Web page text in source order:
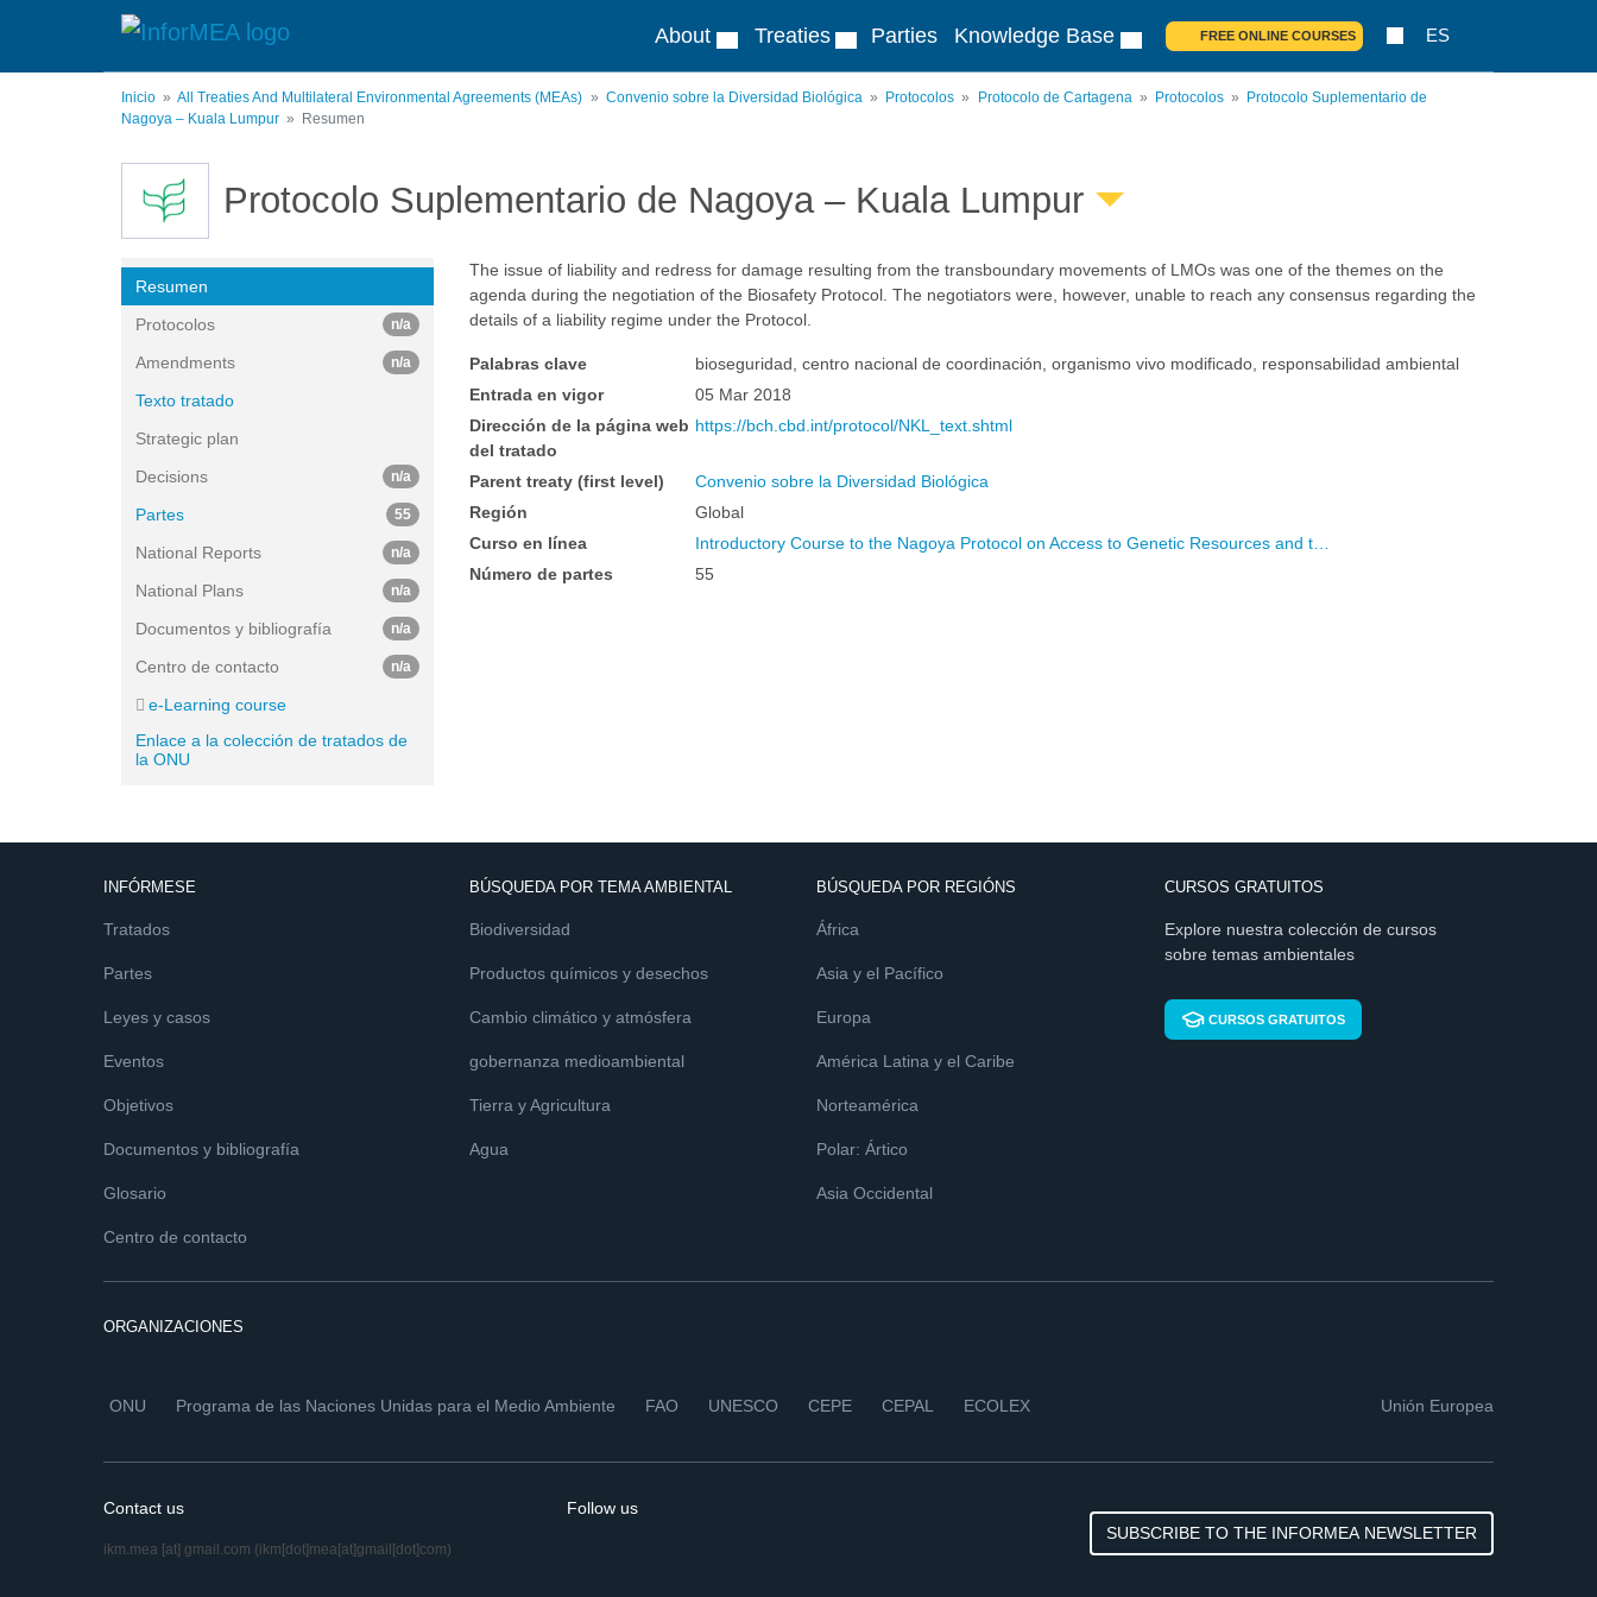
About Treaties Parties Knowledge Base FREE ONLINE COURSES ES
Inicio All Treaties And Multilateral Environmental Agreements (MEAs) Convenio sobre la Diversidad Biológica Protocolos Protocolo de Cartagena Protocolos
Protocolo Suplementario de
Nagoya – Kuala Lumpur
Resumen
Protocolo Suplementario de Nagoya – Kuala Lumpur
The issue of liability and redress for damage resulting from the transboundary movements of LMOs was one of the themes on the
agenda during the negotiation of the Biosafety Protocol. The negotiators were, however, unable to reach any consensus regarding the
details of a liability regime under the Protocol.
Palabras clave
bioseguridad, centro nacional de coordinación, organismo vivo modificado, responsabilidad ambiental
Entrada en vigor
05 Mar 2018
Dirección de la página web
del tratado
https://bch.cbd.int/protocol/NKL_text.shtml
Parent treaty (first level)
Convenio sobre la Diversidad Biológica
Región
Global
Curso en línea
Introductory Course to the Nagoya Protocol on Access to Genetic Resources and t…
Número de partes
55
Resumen
Protocolos
n/a
Amendments n/a
Texto tratado
Strategic plan
Decisions
n/a
Partes 55
National Reports n/a
National Plans n/a
Documentos y bibliografía n/a
Centro de contacto n/a
e-Learning course
Enlace a la colección de tratados de
la ONU
INFÓRMESE
Tratados
Partes
Leyes y casos
Eventos
Objetivos
Documentos y bibliografía
Glosario
Centro de contacto
BÚSQUEDA POR TEMA AMBIENTAL
Biodiversidad
Productos químicos y desechos
Cambio climático y atmósfera
gobernanza medioambiental
Tierra y Agricultura
Agua
BÚSQUEDA POR REGIÓNS
África
Asia y el Pacífico
Europa
América Latina y el Caribe
Norteamérica
Polar: Ártico
Asia Occidental
CURSOS GRATUITOS
Explore nuestra colección de cursos
sobre temas ambientales
CURSOS GRATUITOS
ORGANIZACIONES
ONU Programa de las Naciones Unidas para el Medio Ambiente FAO UNESCO CEPE CEPAL ECOLEX Unión Europea
Contact us
ikm.mea [at] gmail.com (ikm[dot]mea[at]gmail[dot]com)
Follow us
SUBSCRIBE TO THE INFORMEA NEWSLETTER